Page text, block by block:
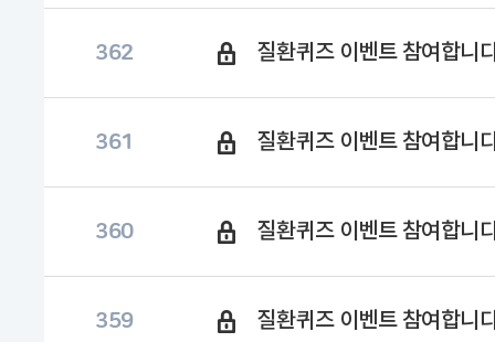
362 질환퀴즈 이벤트 참여합니
361 질환퀴즈 이벤트 참여합니
360 질환퀴즈 이벤트 참여합니
359 질환퀴즈 이벤트 참여합니